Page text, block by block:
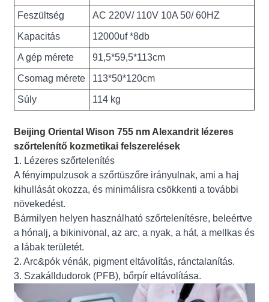
Feszültség AC 220V/ 110V 10A 50/ 60HZ
Kapacitás 12000uf *8db
A gép mérete 91,5*59,5*113cm
Csomag mérete 113*50*120cm
Súly 114 kg
Beijing Oriental Wison 755 nm Alexandrit lézeres
szőrtelenítő kozmetikai felszerelések
1. Lézeres szőrtelenítés
A fényimpulzusok a szőrtüszőre irányulnak, ami a haj
kihullását okozza, és minimálisra csökkenti a további
növekedést.
Bármilyen helyen használható szőrtelenítésre, beleértve
a hónalj, a bikinivonal, az arc, a nyak, a hát, a mellkas és
a lábak területét.
2. Arc&pók vénák, pigment eltávolítás, ránctalanítás.
3. Szakálldudorok (PFB), bőrpír eltávolítása.